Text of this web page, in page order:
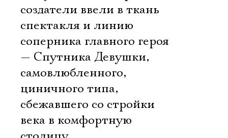
создатели ввели в ткань
спектакля и линию
соперника главного героя
— Спутника Девушки,
самовлюбленного,
циничного типа,
сбежавшего со стройки
века в комфортную